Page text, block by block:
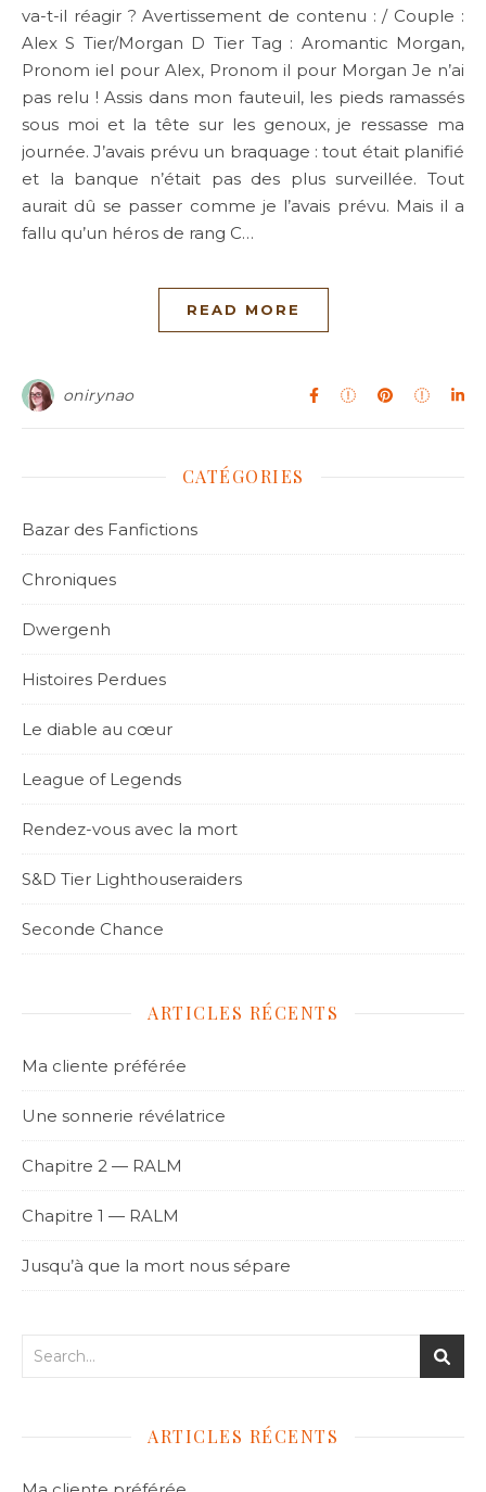
va-t-il réagir ? Avertissement de contenu : / Couple :
Alex S Tier/Morgan D Tier Tag : Aromantic Morgan,
Pronom iel pour Alex, Pronom il pour Morgan Je n’ai
pas relu ! Assis dans mon fauteuil, les pieds ramassés
sous moi et la tête sur les genoux, je ressasse ma
journée. J’avais prévu un braquage : tout était planifié
et la banque n’était pas des plus surveillée. Tout
aurait dû se passer comme je l’avais prévu. Mais il a
fallu qu’un héros de rang C…
READ MORE
onirynao
CATÉGORIES
Bazar des Fanfictions
Chroniques
Dwergenh
Histoires Perdues
Le diable au cœur
League of Legends
Rendez-vous avec la mort
S&D Tier Lighthouseraiders
Seconde Chance
ARTICLES RÉCENTS
Ma cliente préférée
Une sonnerie révélatrice
Chapitre 2 — RALM
Chapitre 1 — RALM
Jusqu’à que la mort nous sépare
ARTICLES RÉCENTS